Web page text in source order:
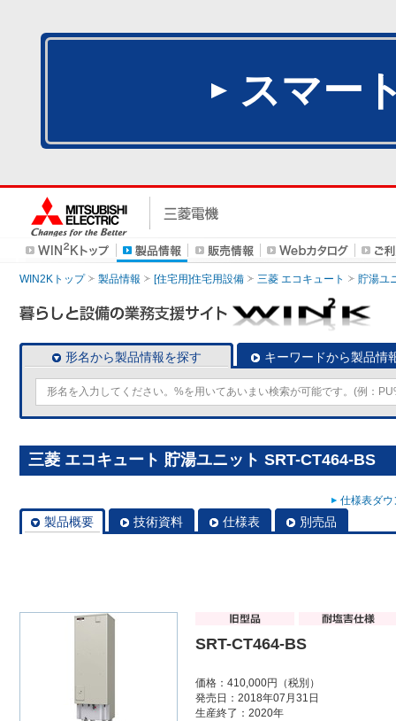
スマー
WIN2Kトップ 製品情報 [住宅用]住宅用設備 三菱 エコキュート 貯湯ユ
形名から製品情報を探す キーワードから製品情
三菱 エコキュート 貯湯ユニット SRT-CT464-BS
仕様表ダ
製品概要 技術資料 仕様表 別売品
SRT-CT464-BS
価格：410,000円（税別）
発売日：2018年07月31日
生産終了：2020年